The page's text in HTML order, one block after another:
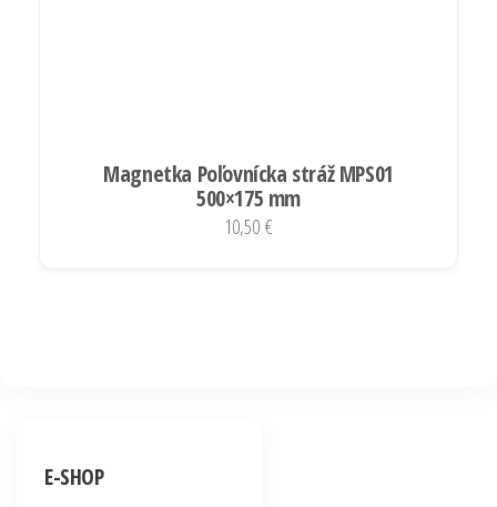
Magnetka Poľovnícka stráž MPS01
500×175 mm
10,50 €
E-SHOP